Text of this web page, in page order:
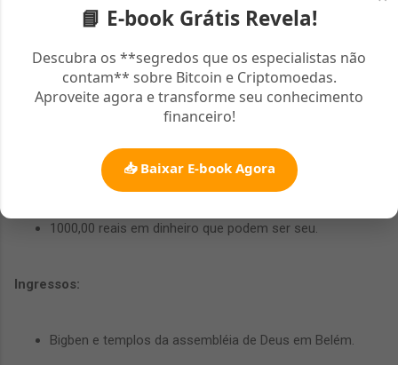
📘 E-book Grátis Revela!
Descubra os **segredos que os especialistas não
contam** sobre Bitcoin e Criptomoedas.
Aproveite agora e transforme seu conhecimento
financeiro!
📥 Baixar E-book Agora
1 carro e 1 moto zero km;
1 passagem aérea com acompanhante ida e volta para
1000,00 reais em dinheiro que podem ser seu.
Ingressos:
Bigben e templos da assembléia de Deus em Belém.